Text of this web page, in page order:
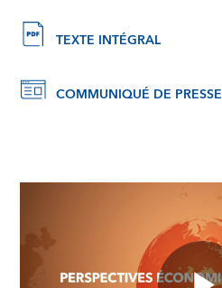
TEXTE INTÉGRAL
COMMUNIQUÉ DE PRESSE